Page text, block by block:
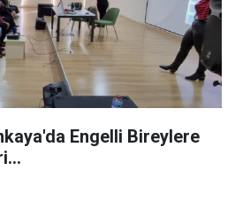
Engelli Bireylere